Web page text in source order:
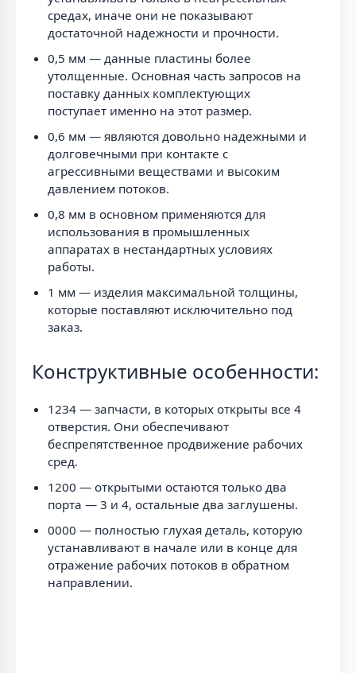
средах, иначе они не показывают
достаточной надежности и прочности.
0,5 мм — данные пластины более
утолщенные. Основная часть запросов на
поставку данных комплектующих
поступает именно на этот размер.
0,6 мм — являются довольно надежными и
долговечными при контакте с
агрессивными веществами и высоким
давлением потоков.
0,8 мм в основном применяются для
использования в промышленных
аппаратах в нестандартных условиях
работы.
1 мм — изделия максимальной толщины,
которые поставляют исключительно под
заказ.
Конструктивные особенности:
1234 — запчасти, в которых открыты все 4
отверстия. Они обеспечивают
беспрепятственное продвижение рабочих
сред.
1200 — открытыми остаются только два
порта — 3 и 4, остальные два заглушены.
0000 — полностью глухая деталь, которую
устанавливают в начале или в конце для
отражение рабочих потоков в обратном
направлении.